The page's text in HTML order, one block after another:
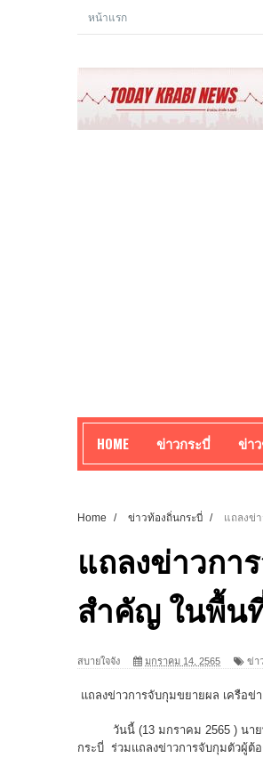
หน้าแรก
HOME ข่าวกระบี่ ข่า
Home / ข่าวท้องถิ่นกระบี่ / แถลงข่
แถลงข่าวกา
สำคัญ ในพื้น
สบายใจจัง มกราคม 14, 2565 ข่า
แถลงข่าวการจับกุมขยายผล เครือ
วันนี้ (13 มกราคม 2565 ) นายพุ
กระบี่ ร่วมแถลงข่าวการจับกุมตัวผู้ต้